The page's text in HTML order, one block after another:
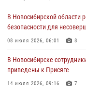
В Новосибирске
Росгвардии задержан
В Новосибирске
Росгвардии провели
В Новосибирской области
безопасности для
08 июля 2026, 06:01 8
В Новосибирске
приведены к Присяге
14 июля 2026, 09:16 7